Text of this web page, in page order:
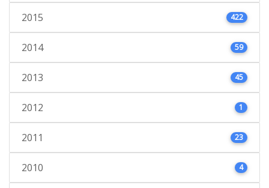
2015 422
2014 59
2013 45
2012 1
2011 23
2010 4